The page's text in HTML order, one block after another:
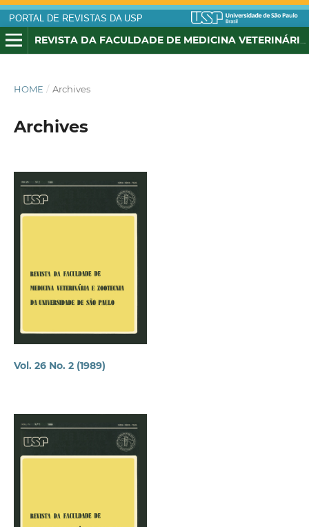
PORTAL DE REVISTAS DA USP
HOME / Archives
Archives
Vol. 26 No. 2 (1989)